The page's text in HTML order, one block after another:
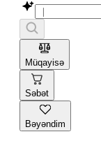
Müqayisə
Səbət
Bəyəndim